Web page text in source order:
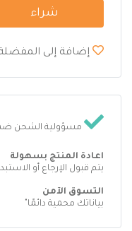
شراء
إضافة إلى
مسؤولية الشحن
اعادة المنتج بسهولة
يتم قبول الإرجاع أو
التسوق الآمن
بياناتك محمية دائمًا"